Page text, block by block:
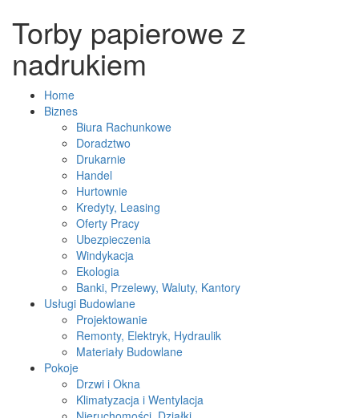
Torby papierowe z
nadrukiem
Home
Biznes
Biura Rachunkowe
Doradztwo
Drukarnie
Handel
Hurtownie
Kredyty, Leasing
Oferty Pracy
Ubezpieczenia
Windykacja
Ekologia
Banki, Przelewy, Waluty, Kantory
Usługi Budowlane
Projektowanie
Remonty, Elektryk, Hydraulik
Materiały Budowlane
Pokoje
Drzwi i Okna
Klimatyzacja i Wentylacja